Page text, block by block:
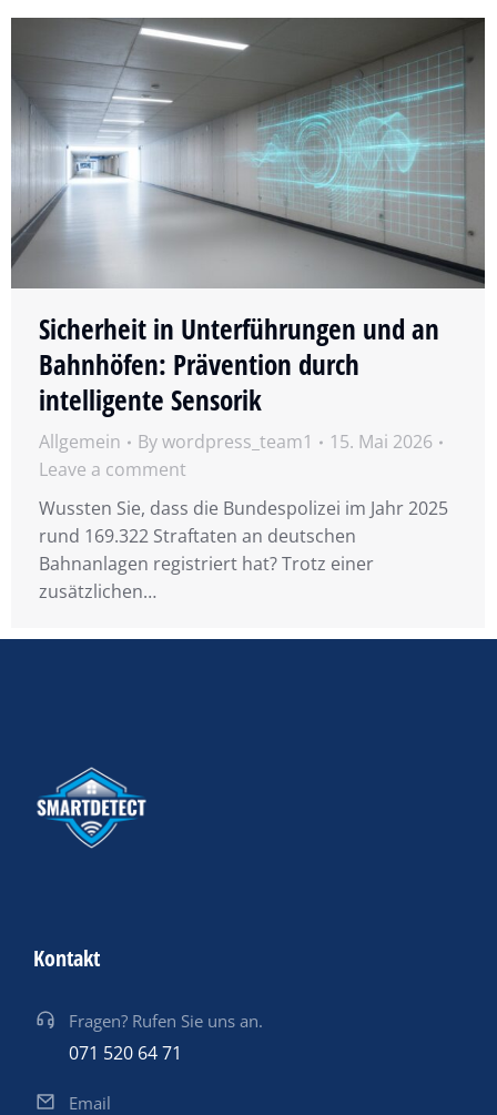
Sicherheit in Unterführungen und an
Bahnhöfen: Prävention durch
intelligente Sensorik
Allgemein Bywordpress_team1
15. Mai 2026
Leave a comment
Wussten Sie, dass die Bundespolizei im Jahr 2025
rund 169.322 Straftaten an deutschen
Bahnanlagen registriert hat? Trotz einer
zusätzlichen…
Kontakt
Fragen? Rufen Sie uns an.
071 520 64 71
Email